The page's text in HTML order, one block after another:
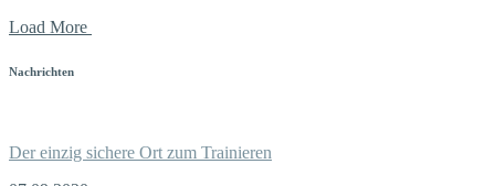
Load More
Nachrichten
Der einzig sichere Ort zum Trainieren